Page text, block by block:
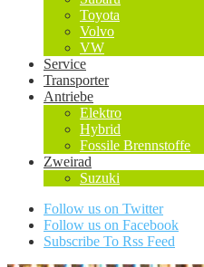
Toyota
Volvo
VW
Service
Transporter
Antriebe
Elektro
Hybrid
Fossile Brennstoffe
Zweirad
Suzuki
Follow us on Twitter
Follow us on Facebook
Subscribe To Rss Feed